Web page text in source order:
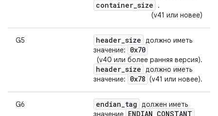
container_size
.
(v41 или новее)
G5 header_size должно иметь
значение:
0x70
(v40 или более ранняя версия).
header_size должно иметь
значение:
0x78 (v41 или новее).
G6 endian_tag должен иметь
значение ENDIAN_CONSTANT